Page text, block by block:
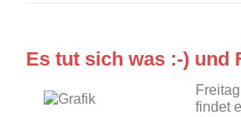
Es tut sich was :-) und
findet